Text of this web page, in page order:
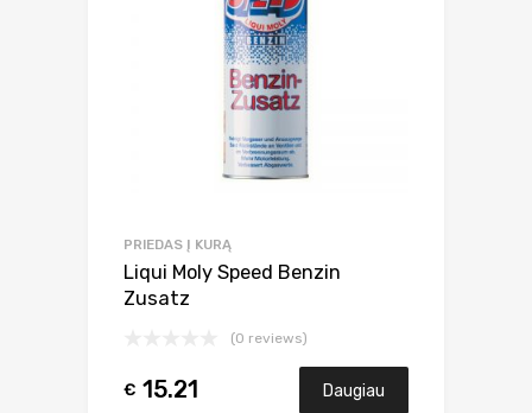
PRIEDAS Į KURĄ
Liqui Moly Speed Benzin
Zusatz
(0 reviews)
€ 15.21 Daugiau